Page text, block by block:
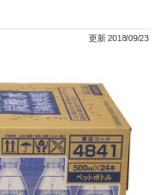
更新 2018/09/23